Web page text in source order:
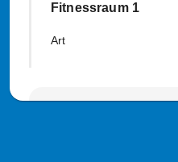
Fitnessraum 1
Art